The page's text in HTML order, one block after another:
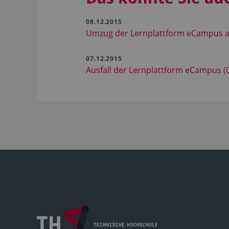
08.12.2015
Umzug der Lernplattform eCampus
07.12.2015
Ausfall der Lernplattform eCampus